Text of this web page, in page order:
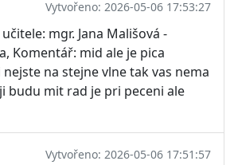
Vytvořeno: 2026-05-06 17:53:27
mgr. Jana Mališová -
Komentář: mid ale je pica
na stejne vlne tak vas nema
budu mit rad je pri peceni ale
Vytvořeno: 2026-05-06 17:51:57